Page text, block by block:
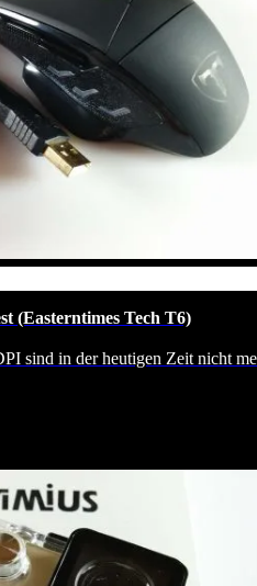
(Easterntimes Tech T6)
sind in der heutigen Zeit nicht